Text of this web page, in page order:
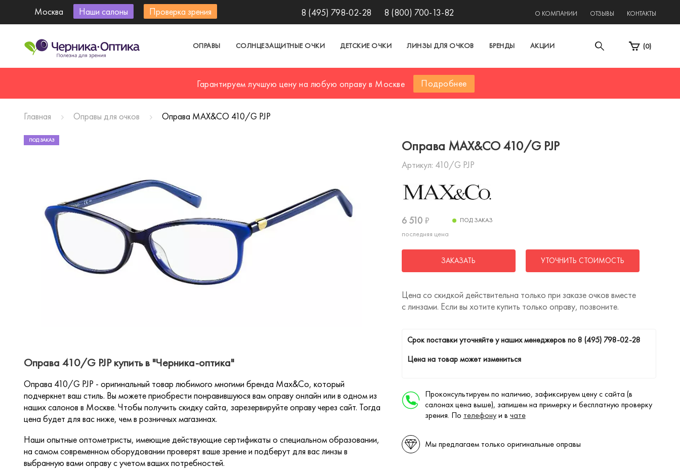
Москва Наши салоны Проверка зрения 8 (495) 798-02-28 8 (800) 700-13-82 О КОМПАНИИ ОТЗЫВЫ КОНТАКТЫ
ОПРАВЫ СОЛНЦЕЗАЩИТНЫЕ ОЧКИ ДЕТСКИЕ ОЧКИ ЛИНЗЫ ДЛЯ ОЧКОВ БРЕНДЫ АКЦИИ (0)
Гарантируем лучшую цену на любую оправу в Москве Подробнее
Главная Оправы для очков Оправа MAX&CO 410/G PJP
Оправа MAX&CO 410/G PJP
Артикул: 410/G PJP
6 510 ₽
последняя цена
ПОД ЗАКАЗ
ЗАКАЗАТЬ УТОЧНИТЬ СТОИМОСТЬ
Цена со скидкой действительна только при заказе очков вместе
с линзами. Если вы хотите купить только оправу, позвоните.
Cрок поставки уточняйте у наших менеджеров по8 (495) 798-02-28
Цена на товар может измениться
Проконсультируем по наличию, зафиксируем цену с сайта (в
салонах цена выше), запишем на примерку и бесплатную проверку
зрения. По телефонуи в чате
Мы предлагаем только оригинальные оправы
ПОД ЗАКАЗ
Оправа 410/G PJP купить в "Черника-оптика"
Оправа 410/G PJP - оригинальный товар любимого многими бренда Max&Co, который
подчеркнет ваш стиль. Вы можете приобрести понравившуюся вам оправу онлайн или в одном из
наших салонов в Москве. Чтобы получить скидку сайта, зарезервируйте оправу через сайт. Тогда
цена будет для вас ниже, чем в розничных магазинах.
Наши опытные оптометристы, имеющие действующие сертификаты о специальном образовании,
на самом современном оборудовании проверят ваше зрение и подберут для вас линзы в
выбранную вами оправу с учетом ваших потребностей.